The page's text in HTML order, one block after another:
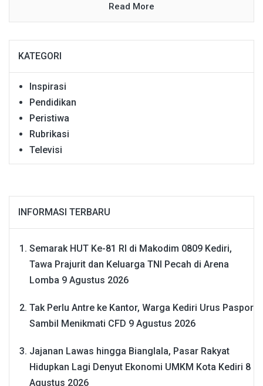
Read More
KATEGORI
Inspirasi
Pendidikan
Peristiwa
Rubrikasi
Televisi
INFORMASI TERBARU
Semarak HUT Ke-81 RI di Makodim 0809 Kediri,
Tawa Prajurit dan Keluarga TNI Pecah di Arena
Lomba 9 Agustus 2026
Tak Perlu Antre ke Kantor, Warga Kediri Urus Paspor
Sambil Menikmati CFD 9 Agustus 2026
Jajanan Lawas hingga Bianglala, Pasar Rakyat
Hidupkan Lagi Denyut Ekonomi UMKM Kota Kediri 8
Agustus 2026